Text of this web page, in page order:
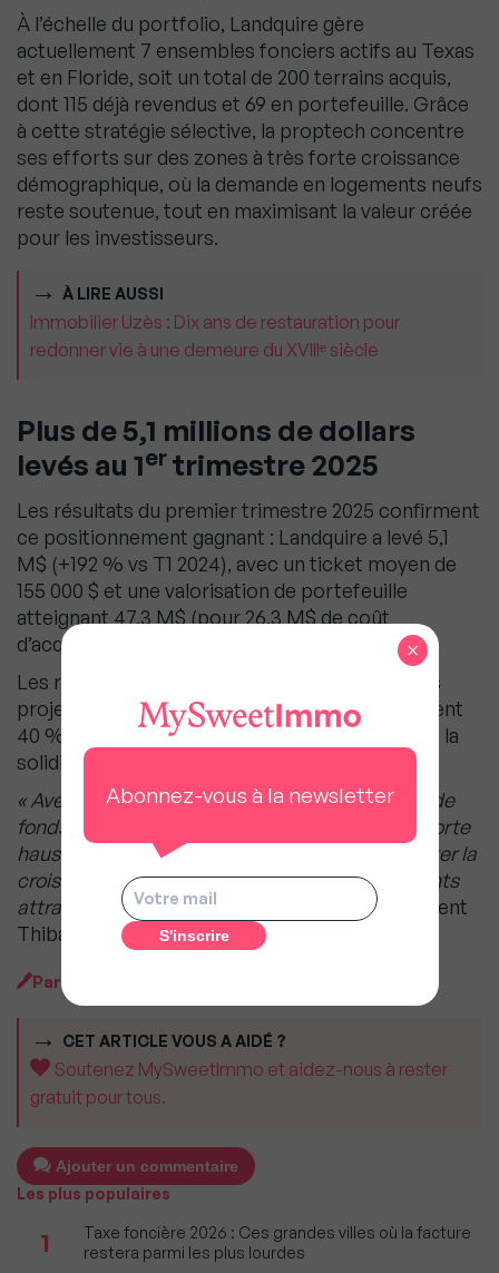
À l’échelle du portfolio, Landquire gère
actuellement 7 ensembles fonciers actifs au Texas
et en Floride, soit un total de 200 terrains acquis,
dont 115 déjà revendus et 69 en portefeuille. Grâce
à cette stratégie sélective, la proptech concentre
ses efforts sur des zones à très forte croissance
démographique, où la demande en logements neufs
reste soutenue, tout en maximisant la valeur créée
pour les investisseurs.
À LIRE AUSSI
Immobilier Uzès : Dix ans de restauration pour
redonner vie à une demeure du XVIIIᵉ siècle
Plus de 5,1 millions de dollars
levés au 1er trimestre 2025
Les résultats du premier trimestre 2025 confirment
ce positionnement gagnant : Landquire a levé 5,1
M$ (+192 % vs T1 2024), avec un ticket moyen de
155 000 $ et une valorisation de portefeuille
atteignant 47,3 M$ (pour 26,3 M$ de coût
d’acquisition).
Les retours sur investissement réalisés sur des
projets récents au Texas et en Arizona dépassent
40 % (jusqu’à 115 % sur certains lots), illustrant la
solidité du modèle.
« Avec déjà 117 % de l’objectif annuel de levée de
fonds atteint et une dynamique de ventes en forte
hausse, Landquire confirme sa capacité à capter la
croissance américaine et à offrir des rendements
attractifs à nos clients investisseurs»
, poursuivent
Thibaut Guéant et Romain Daniellou.
Par
CET ARTICLE VOUS A AIDÉ ?
Soutenez MySweetImmo et aidez-nous à rester
gratuit pour tous.
Ajouter un commentaire
Les plus populaires
1
Taxe foncière 2026 : Ces grandes villes où la facture
restera parmi les plus lourdes
Abonnez-vous à la newsletter
×